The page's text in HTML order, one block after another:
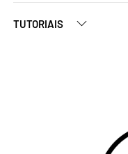
TUTORIAIS